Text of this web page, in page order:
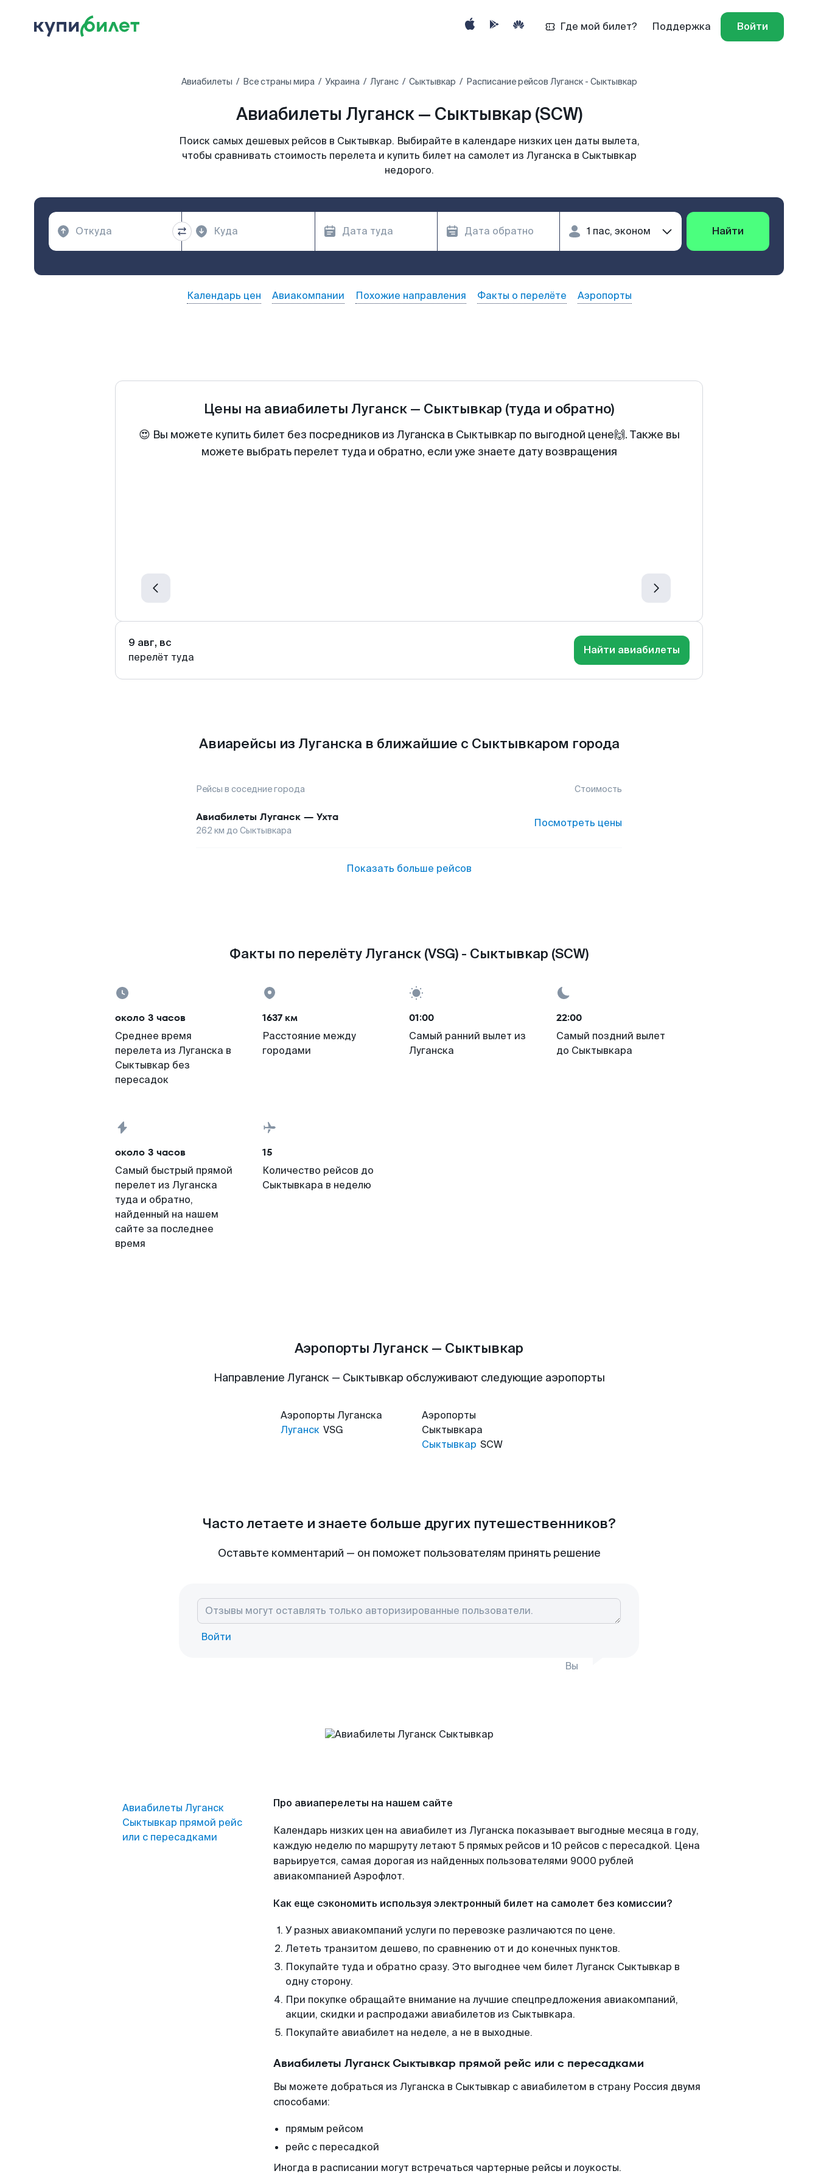
Где мой билет? Поддержка Войти
Авиабилеты Все страны мира Украина Луганс Сыктывкар Расписание рейсов Луганск - Сыктывкар
Авиабилеты Луганск — Сыктывкар (SCW)
Поиск самых дешевых рейсов в Сыктывкар. Выбирайте в календаре низких цен даты вылета,
чтобы сравнивать стоимость перелета и купить билет на самолет из Луганска в Сыктывкар
недорого.
Найти
Календарь цен Авиакомпании Похожие направления Факты о перелёте Аэропорты
Цены на авиабилеты Луганск — Сыктывкар (туда и обратно)
😍 Вы можете купить билет без посредников из Луганска в Сыктывкар по выгодной цене🙌. Также вы
можете выбрать перелет туда и обратно, если уже знаете дату возвращения
9 авг, вс
перелёт туда
Найти авиабилеты
Авиарейсы из Луганска в ближайшие с Сыктывкаром города
Рейсы в соседние города Стоимость
Авиабилеты Луганск — Ухта
262 км до Сыктывкара
Посмотреть цены
Показать больше рейсов
Факты по перелёту Луганск (VSG) - Сыктывкар (SCW)
около 3 часов
Среднее время
перелета из Луганска в
Сыктывкар без
пересадок
1637 км
Расстояние между
городами
01:00
Самый ранний вылет из
Луганска
22:00
Самый поздний вылет
до Сыктывкара
около 3 часов
Самый быстрый прямой
перелет из Луганска
туда и обратно,
найденный на нашем
сайте за последнее
время
15
Количество рейсов до
Сыктывкара в неделю
Аэропорты Луганск — Сыктывкар
Направление Луганск — Сыктывкар обслуживают следующие аэропорты
Аэропорты Луганска
Луганск VSG
Аэропорты
Сыктывкара
Сыктывкар SCW
Часто летаете и знаете больше других путешественников?
Оставьте комментарий — он поможет пользователям принять решение
Войти
Вы
Авиабилеты Луганск
Сыктывкар прямой рейс
или с пересадками
Про авиаперелеты на нашем сайте
Календарь низких цен на авиабилет из Луганска показывает выгодные месяца в году,
каждую неделю по маршруту летают 5 прямых рейсов и 10 рейсов с пересадкой. Цена
варьируется, самая дорогая из найденных пользователями 9000 рублей
авиакомпанией Аэрофлот.
Как еще сэкономить используя электронный билет на самолет без комиссии?
У разных авиакомпаний услуги по перевозке различаются по цене.
Лететь транзитом дешево, по сравнению от и до конечных пунктов.
Покупайте туда и обратно сразу. Это выгоднее чем билет Луганск Сыктывкар в
одну сторону.
При покупке обращайте внимание на лучшие спецпредложения авиакомпаний,
акции, скидки и распродажи авиабилетов из Сыктывкара.
Покупайте авиабилет на неделе, а не в выходные.
Авиабилеты Луганск Сыктывкар прямой рейс или с пересадками
Вы можете добраться из Луганска в Сыктывкар с авиабилетом в страну Россия двумя
способами:
прямым рейсом
рейс с пересадкой
Иногда в расписании могут встречаться чартерные рейсы и лоукосты.